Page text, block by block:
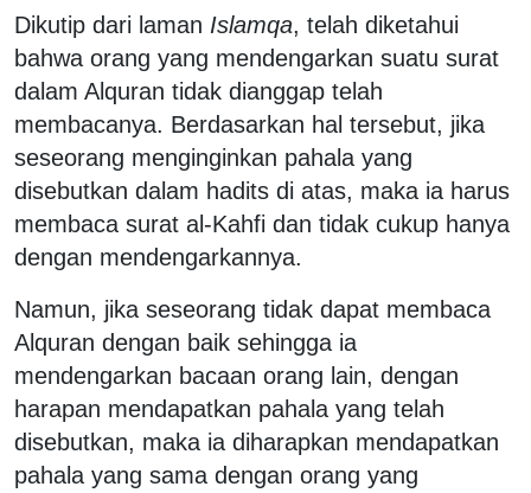
Dikutip dari laman Islamqa, telah diketahui
bahwa orang yang mendengarkan suatu surat
dalam Alquran tidak dianggap telah
membacanya. Berdasarkan hal tersebut, jika
seseorang menginginkan pahala yang
disebutkan dalam hadits di atas, maka ia harus
membaca surat al-Kahfi dan tidak cukup hanya
dengan mendengarkannya.
Namun, jika seseorang tidak dapat membaca
Alquran dengan baik sehingga ia
mendengarkan bacaan orang lain, dengan
harapan mendapatkan pahala yang telah
disebutkan, maka ia diharapkan mendapatkan
pahala yang sama dengan orang yang